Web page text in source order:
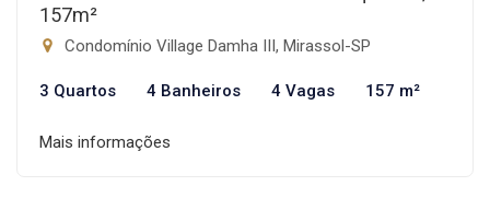
157m²
Condomínio Village Damha III, Mirassol-SP
3 Quartos 4 Banheiros 4 Vagas 157 m²
Mais informações